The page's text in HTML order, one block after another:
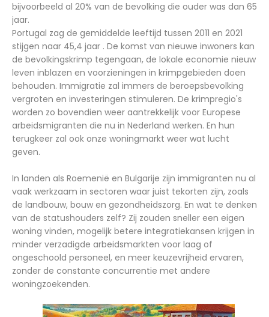
bijvoorbeeld al 20% van de bevolking die ouder was dan 65
jaar.
Portugal zag de gemiddelde leeftijd tussen 2011 en 2021
stijgen naar 45,4 jaar . De komst van nieuwe inwoners kan
de bevolkingskrimp tegengaan, de lokale economie nieuw
leven inblazen en voorzieningen in krimpgebieden doen
behouden. Immigratie zal immers de beroepsbevolking
vergroten en investeringen stimuleren. De krimpregio's
worden zo bovendien weer aantrekkelijk voor Europese
arbeidsmigranten die nu in Nederland werken. En hun
terugkeer zal ook onze woningmarkt weer wat lucht
geven.
In landen als Roemenië en Bulgarije zijn immigranten nu al
vaak werkzaam in sectoren waar juist tekorten zijn, zoals
de landbouw, bouw en gezondheidszorg. En wat te denken
van de statushouders zelf? Zij zouden sneller een eigen
woning vinden, mogelijk betere integratiekansen krijgen in
minder verzadigde arbeidsmarkten voor laag of
ongeschoold personeel, en meer keuzevrijheid ervaren,
zonder de constante concurrentie met andere
woningzoekenden.